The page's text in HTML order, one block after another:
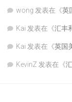
wong 发表在《英
Kai 发表在《汇丰
Kai 发表在《英国
KevinZ 发表在《